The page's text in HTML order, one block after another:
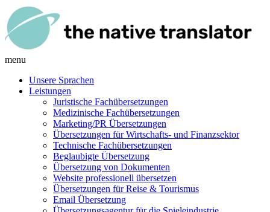
menu
Unsere Sprachen
Leistungen
Juristische Fachübersetzungen
Medizinische Fachübersetzungen
Marketing/PR Übersetzungen
Übersetzungen für Wirtschafts- und Finanzsektor
Technische Fachübersetzungen
Beglaubigte Übersetzung
Übersetzung von Dokumenten
Website professionell übersetzen
Übersetzungen für Reise & Tourismus
Email Übersetzung